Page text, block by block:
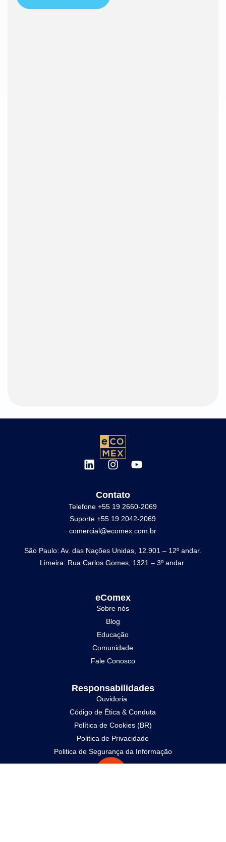
Contato
Telefone +55 19 2660-2069
Suporte +55 19 2042-2069
comercial@ecomex.com.br
São Paulo: Av. das Nações Unidas, 12.901 – 12º andar.
Limeira: Rua Carlos Gomes, 1321 – 3º andar.
eComex
Sobre nós
Blog
Educação
Comunidade
Fale Conosco
Responsabilidades
Ouvidoria
Código de Ética & Conduta
Política de Cookies (BR)
Politica de Privacidade
Politica de Segurança da Informação